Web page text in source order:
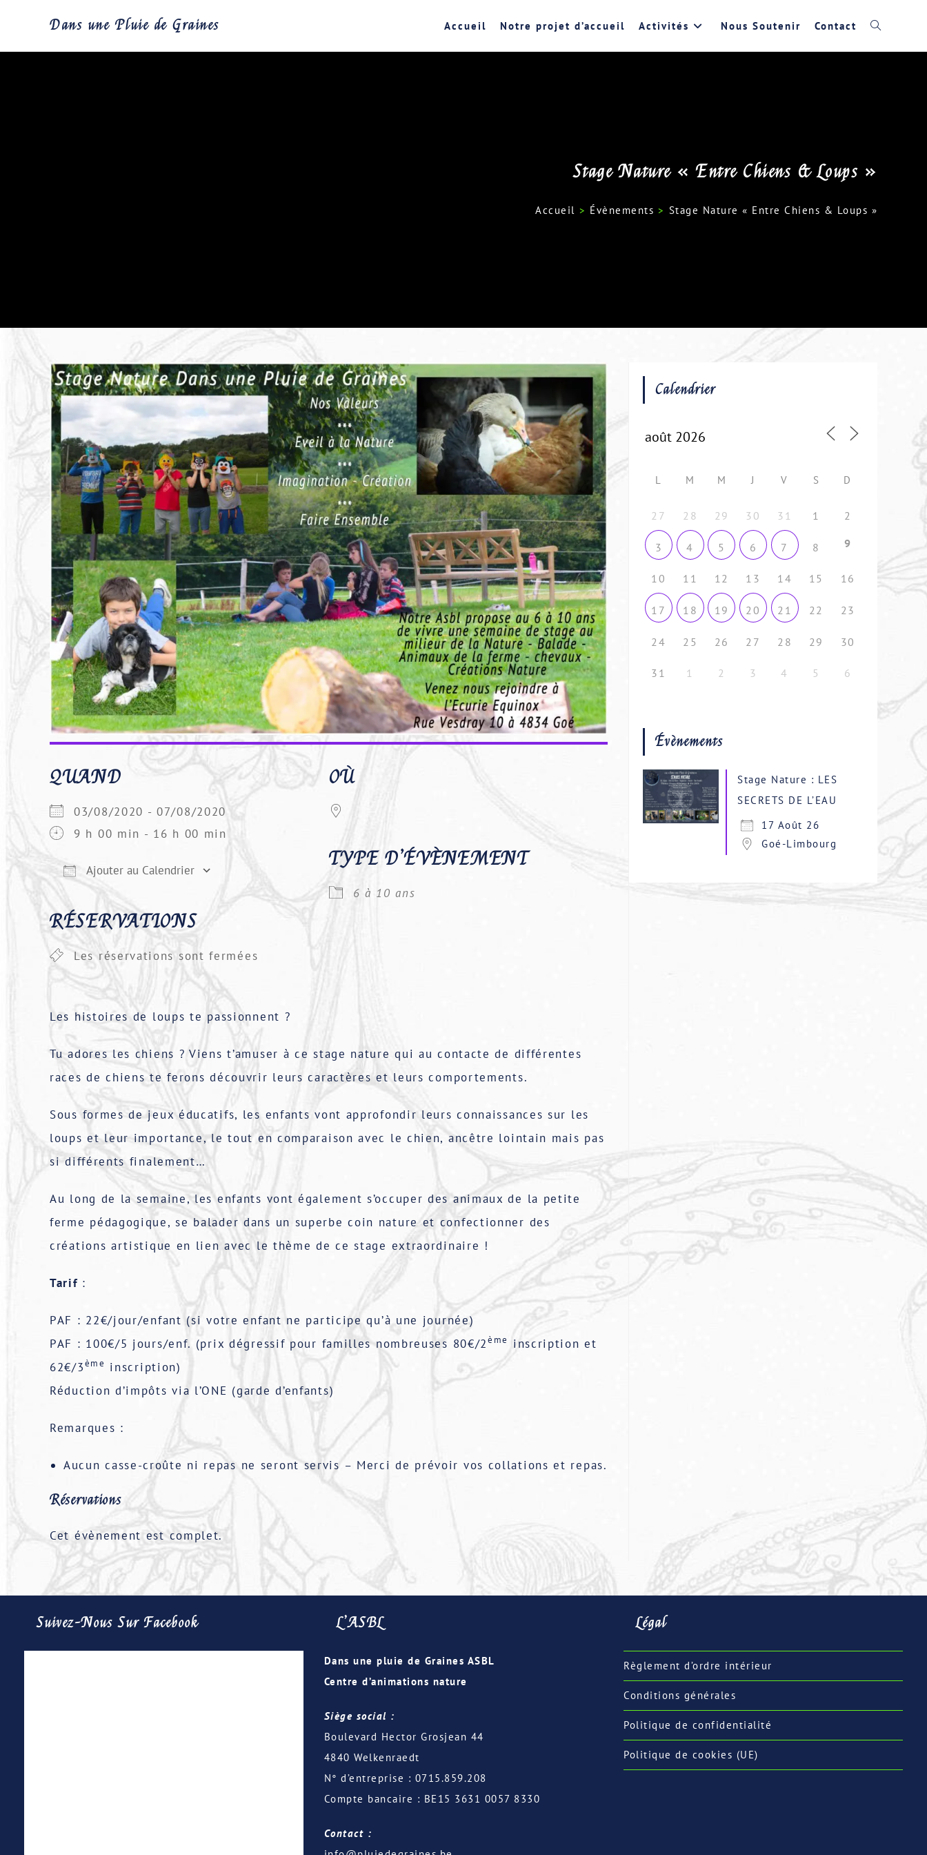
Dans une Pluie de Graines Accueil Notre projet d’accueil Activités Nous Soutenir Contact Toggle
Stage Nature « Entre Chiens & Loups »
Accueil > Évènements > Stage Nature « Entre Chiens & Loups »
QUAND
03/08/2020 - 07/08/2020
9 h 00 min - 16 h 00 min
Ajouter au Calendrier
Télécharger ICS
Calendrier Google iCalendar Outlook Live
RÉSERVATIONS
Les réservations sont fermées
OÙ
TYPE D’ÉVÈNEMENT
6 à 10 ans
Les histoires de loups te passionnent ?
Tu adores les chiens ? Viens t’amuser à ce stage nature qui au contacte de différentes
races de chiens te ferons découvrir leurs caractères et leurs comportements.
Sous formes de jeux éducatifs, les enfants vont approfondir leurs connaissances sur les
loups et leur importance, le tout en comparaison avec le chien, ancêtre lointain mais pas
si différents finalement…
Au long de la semaine, les enfants vont également s’occuper des animaux de la petite
ferme pédagogique, se balader dans un superbe coin nature et confectionner des
créations artistique en lien avec le thème de ce stage extraordinaire !
Tarif:
PAF : 22€/jour/enfant (si votre enfant ne participe qu’à une journée)
PAF : 100€/5 jours/enf. (prix dégressif pour familles nombreuses 80€/2ème
inscription et
62€/3ème inscription)
Réduction d’impôts via l’ONE (garde d’enfants)
Remarques :
Aucun casse-croûte ni repas ne seront servis – Merci de prévoir vos collations et repas.
Réservations
Cet évènement est complet.
Calendrier
L M M J V S D
27 28 29 30 31 1 2
3 4 5 6 7 8 9
10 11 12 13 14 15 16
17 18 19 20 21 22 23
24 25 26 27 28 29 30
31 1 2 3 4 5 6
Évènements
Stage Nature : LES
SECRETS DE L’EAU
17 Août 26
Goé-Limbourg
Suivez-Nous Sur Facebook L’ASBL
Dans une pluie de Graines ASBL
Centre d’animations nature
Siège social :
Boulevard Hector Grosjean 44
4840 Welkenraedt
N° d’entreprise : 0715.859.208
Compte bancaire : BE15 3631 0057 8330
Contact :
Légal
Règlement d’ordre intérieur
Conditions générales
Politique de confidentialité
Politique de cookies (UE)